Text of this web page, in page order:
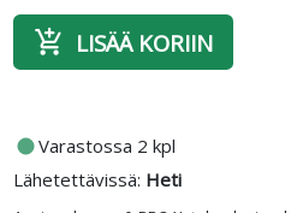
add_shopping_cart LISÄÄ KORIIN
fiber_manual_recordVarastossa 2 kpl
Lähetettävissä: Heti